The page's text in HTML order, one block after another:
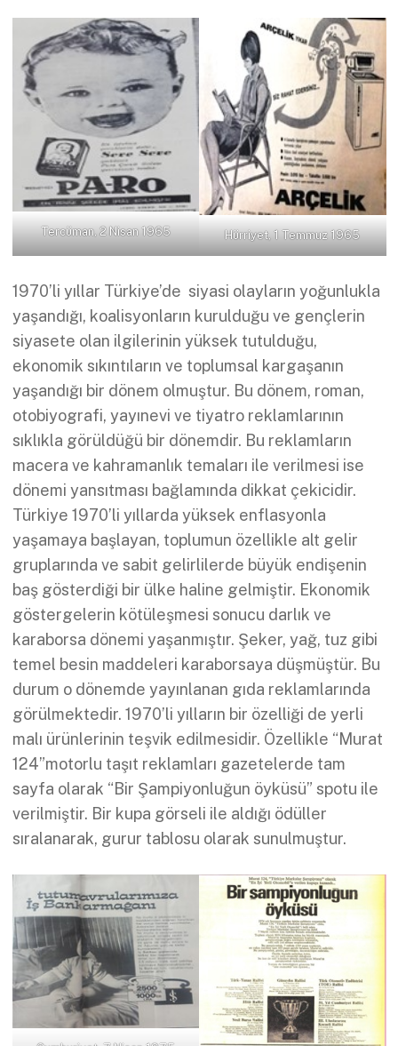
Tercüman, 2 Nisan 1965 Hürriyet, 1 Temmuz 1965
1970’li yıllar Türkiye’de siyasi olayların yoğunlukla
yaşandığı, koalisyonların kurulduğu ve gençlerin
siyasete olan ilgilerinin yüksek tutulduğu,
ekonomik sıkıntıların ve toplumsal kargaşanın
yaşandığı bir dönem olmuştur. Bu dönem, roman,
otobiyografi, yayınevi ve tiyatro reklamlarının
sıklıkla görüldüğü bir dönemdir. Bu reklamların
macera ve kahramanlık temaları ile verilmesi ise
dönemi yansıtması bağlamında dikkat çekicidir.
Türkiye 1970’li yıllarda yüksek enflasyonla
yaşamaya başlayan, toplumun özellikle alt gelir
gruplarında ve sabit gelirlilerde büyük endişenin
baş gösterdiği bir ülke haline gelmiştir. Ekonomik
göstergelerin kötüleşmesi sonucu darlık ve
karaborsa dönemi yaşanmıştır. Şeker, yağ, tuz gibi
temel besin maddeleri karaborsaya düşmüştür. Bu
durum o dönemde yayınlanan gıda reklamlarında
görülmektedir. 1970’li yılların bir özelliği de yerli
malı ürünlerinin teşvik edilmesidir. Özellikle “Murat
124”motorlu taşıt reklamları gazetelerde tam
sayfa olarak “Bir Şampiyonluğun öyküsü” spotu ile
verilmiştir. Bir kupa görseli ile aldığı ödüller
sıralanarak, gurur tablosu olarak sunulmuştur.